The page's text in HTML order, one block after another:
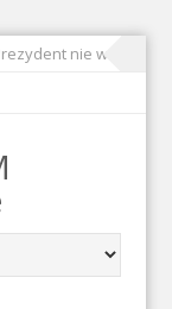
nie widzi